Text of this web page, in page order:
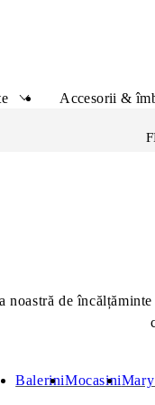
Accesorii &
noastră de
BaleriniMocasiniMary